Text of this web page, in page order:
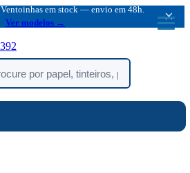
Ventoinhas em stock — envio em 48h.
Ver modelos →
×